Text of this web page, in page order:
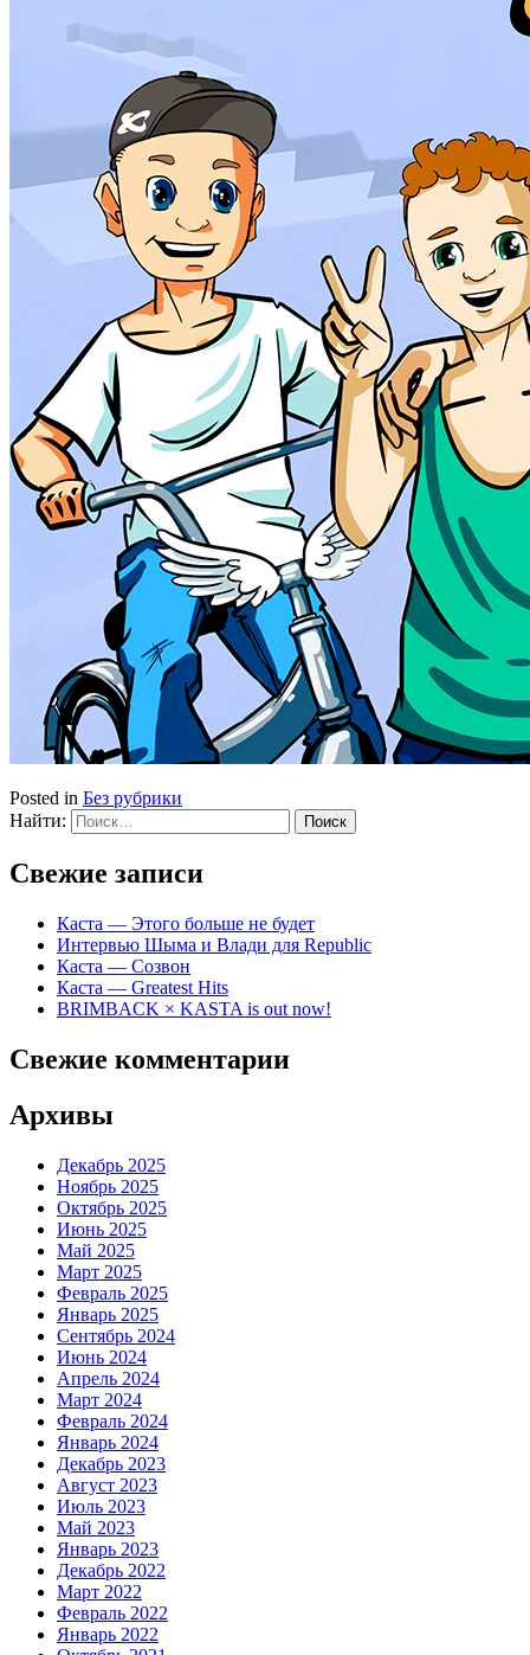
Posted in Без рубрики
Найти:
Свежие записи
Каста — Этого больше не будет
Интервью Шыма и Влади для Republic
Каста — Созвон
Каста — Greatest Hits
BRIMBACK × KASTA is out now!
Свежие комментарии
Архивы
Декабрь 2025
Ноябрь 2025
Октябрь 2025
Июнь 2025
Май 2025
Март 2025
Февраль 2025
Январь 2025
Сентябрь 2024
Июнь 2024
Апрель 2024
Март 2024
Февраль 2024
Январь 2024
Декабрь 2023
Август 2023
Июль 2023
Май 2023
Январь 2023
Декабрь 2022
Март 2022
Февраль 2022
Январь 2022